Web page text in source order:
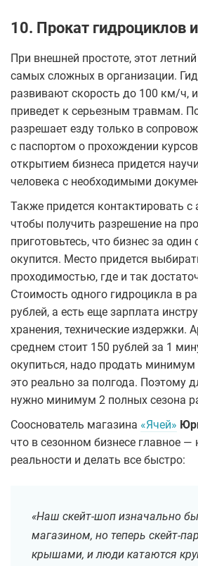
10. Прокат
При внешней простоте, этот
самых сложных в организации.
развивают скорость до 100 км/ч,
приведет к серьезным травмам.
разрешает езду только в
с паспортом о прохождении
открытием бизнеса придется
человека с необходимыми
Также придется контактировать с
чтобы получить разрешение на
приготовьтесь, что бизнес за один
окупится. Место придется
проходимостью, где и так
Стоимость одного гидроцикла в
рублей, а есть еще зарплата
хранения, технические издержки.
среднем стоит 150 рублей за 1
окупиться, надо продать минимум
это реально за полгода. Поэтому
нужно минимум 2 полных сезона
Сооснователь магазина «Ячей»
что в сезонном бизнесе главное —
реальности и делать все быстро:
«Наш скейт-шоп изначально
магазином, но теперь скейт-
крышами, и люди катаются